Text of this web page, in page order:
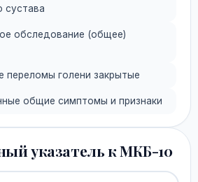
сустава
обследование (общее)
переломы голени закрытые
общие симптомы и признаки
указатель к МКБ-10